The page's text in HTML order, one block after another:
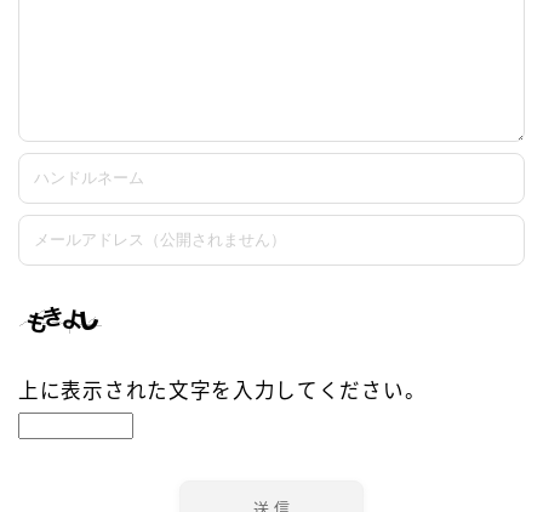
上に表示された文字を入力してください。